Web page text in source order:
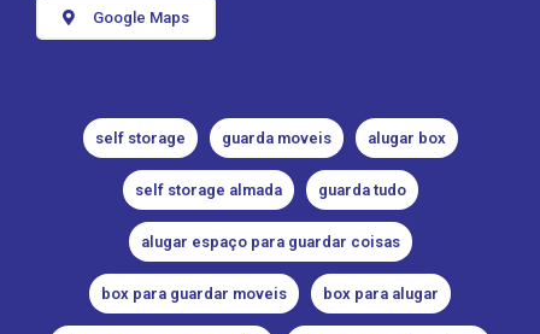
Google Maps
self storage guarda moveis alugar box
self storage almada guarda tudo
alugar espaço para guardar coisas
box para guardar moveis box para alugar